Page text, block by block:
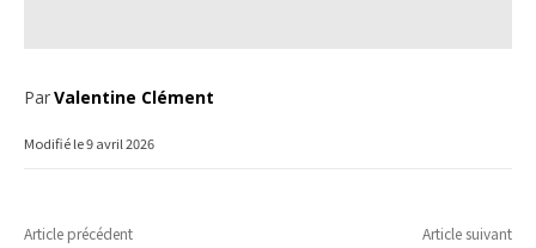
ParValentine Clément
Modifié le9 avril 2026
Article précédent Article suivant